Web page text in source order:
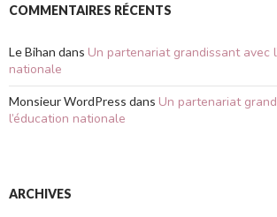
COMMENTAIRES RÉCENTS
Le Bihan dans Un partenariat grandissant avec
nationale
Monsieur WordPress dans Un partenariat
l’éducation nationale
ARCHIVES